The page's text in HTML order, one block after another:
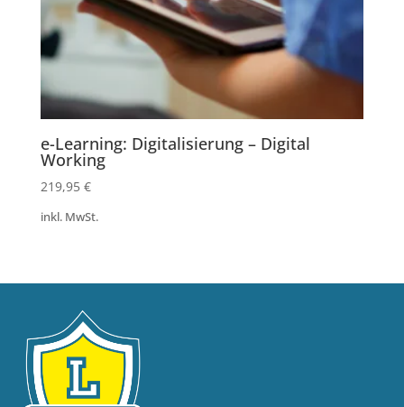
e-Learning: Digitalisierung – Digital
Working
219,95 €
inkl. MwSt.